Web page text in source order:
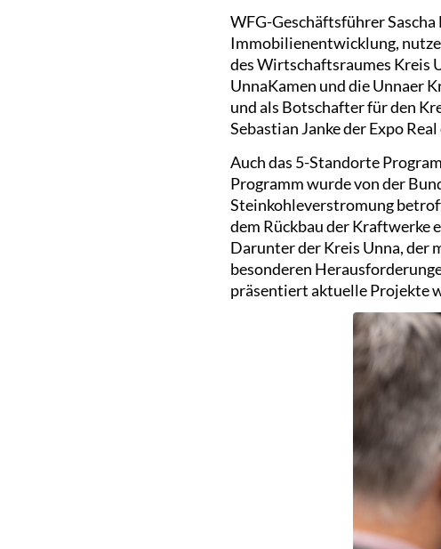
WFG-Geschäftsführer
Immobilienentwicklung,
des Wirtschaftsraumes Kreis
UnnaKamen und die Unnaer
und als Botschafter für den
Sebastian Janke der Expo
Auch das 5-Standorte
Programm wurde von der
Steinkohleverstromung
dem Rückbau der Kraftwerke
Darunter der Kreis Unna, der
besonderen
präsentiert aktuelle Projekte